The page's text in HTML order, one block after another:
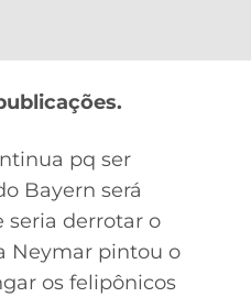
pq ser
Bayern será
seria derrotar o
Neymar pintou o
os felipônicos